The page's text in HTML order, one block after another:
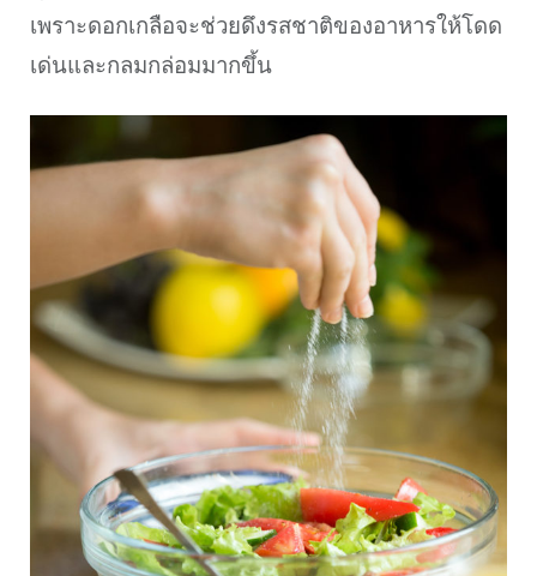
เพราะดอกเกลือจะช่วยดึงรสชาติของอาหารให้โดด
เด่นและกลมกล่อมมากขึ้น